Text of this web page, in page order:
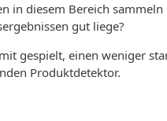
in diesem Bereich
gut liege?
gespielt, einen weniger
Produktdetektor.